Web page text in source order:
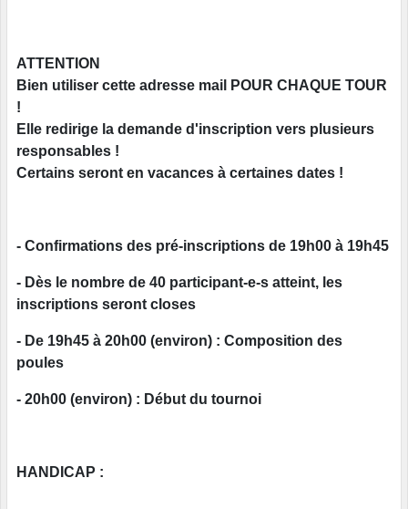
ATTENTION
Bien utiliser cette adresse mail POUR CHAQUE TOUR
!
Elle redirige la demande d'inscription vers plusieurs
responsables !
Certains seront en vacances à certaines dates !
- Confirmations des pré-inscriptions de 19h00 à 19h45
- Dès le nombre de 40 participant-e-s atteint, les
inscriptions seront closes
- De 19h45 à 20h00 (environ) : Composition des
poules
- 20h00 (environ) : Début du tournoi
HANDICAP :